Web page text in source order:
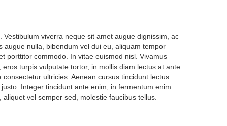
Vestibulum viverra neque sit amet augue dignissim, ac
augue nulla, bibendum vel dui eu, aliquam tempor
porttitor commodo. In vitae euismod nisl. Vivamus
turpis vulputate tortor, in mollis diam lectus at ante.
ultricies. Aenean cursus tincidunt lectus
Integer tincidunt ante enim, in fermentum enim
vel semper sed, molestie faucibus tellus.